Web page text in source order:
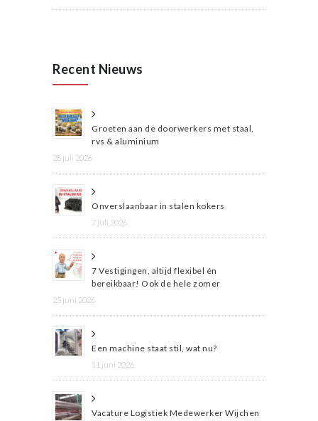
Recent Nieuws
Groeten aan de doorwerkers met staal,
rvs & aluminium
28 juli 2026
Onverslaanbaar in stalen kokers
7 juli 2026
7 Vestigingen, altijd flexibel én
bereikbaar! Ook de hele zomer
25 juni 2026
Een machine staat stil, wat nu?
11 juni 2026
Vacature Logistiek Medewerker Wijchen